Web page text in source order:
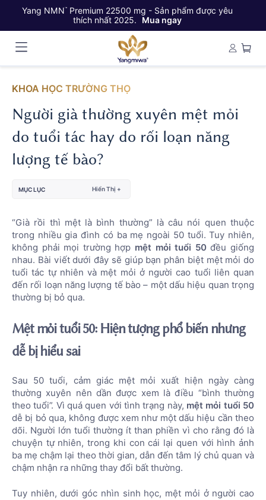
Yang NMN™Premium 22500 mg - Sản phẩm được yêu
thích nhất 2025.
Mua ngay
KHOA HỌC TRƯỜNG THỌ
Người già thường xuyên mệt mỏi
do tuổi tác hay do rối loạn năng
lượng tế bào?
MỤC LỤC Hiển Thị +
“Già rồi thì mệt là bình thường” là câu nói quen thuộc
trong nhiều gia đình có ba mẹ ngoài 50 tuổi. Tuy nhiên,
không phải mọi trường hợp mệt mỏi tuổi 50đều giống
nhau. Bài viết dưới đây sẽ giúp bạn phân biệt mệt mỏi do
tuổi tác tự nhiên và mệt mỏi ở người cao tuổi liên quan
đến rối loạn năng lượng tế bào – một dấu hiệu quan trọng
thường bị bỏ qua.
Mệt mỏi tuổi 50: Hiện tượng phổ biến nhưng
dễ bị hiểu sai
Sau 50 tuổi, cảm giác mệt mỏi xuất hiện ngày càng
thường xuyên nên dần được xem là điều “bình thường
theo tuổi”. Vì quá quen với tình trạng này, mệt mỏi tuổi 50
dễ bị bỏ qua, không được xem như một dấu hiệu cần theo
dõi. Người lớn tuổi thường ít than phiền vì cho rằng đó là
chuyện tự nhiên, trong khi con cái lại quen với hình ảnh
ba mẹ chậm lại theo thời gian, dẫn đến tâm lý chủ quan và
chậm nhận ra những thay đổi bất thường.
Tuy nhiên, dưới góc nhìn sinh học, mệt mỏi ở người cao